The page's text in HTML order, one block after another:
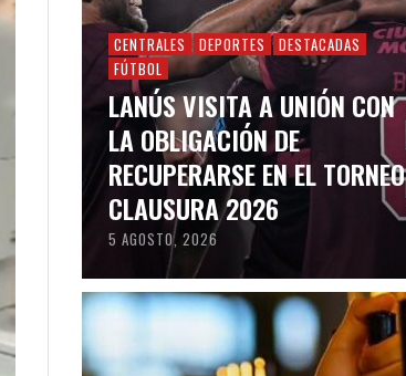
CENTRALES DEPORTES
DESTACADAS
FÚTBOL
LANÚS VISITA A UNIÓN CON
LA OBLIGACIÓN DE
RECUPERARSE EN EL TORNEO
CLAUSURA 2026
5 AGOSTO, 2026